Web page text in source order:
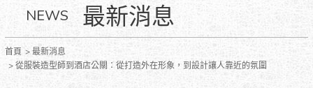
NEWS 最新消息
首頁
最新消息
從服裝造型師到酒店公關：從打造外在形象，到設計讓人靠近的氛圍